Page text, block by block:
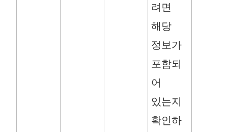
려면
해당
정보가
포함되
어
있는지
확인하